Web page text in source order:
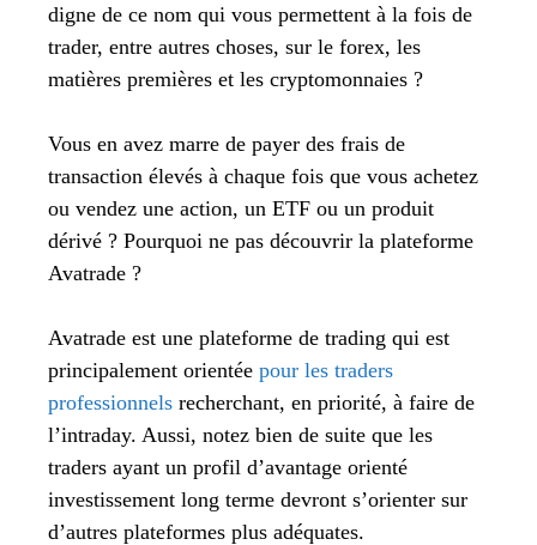
digne de ce nom qui vous permettent à la fois de
trader, entre autres choses, sur le forex, les
matières premières et les cryptomonnaies ?
Vous en avez marre de payer des frais de
transaction élevés à chaque fois que vous achetez
ou vendez une action, un ETF ou un produit
dérivé ? Pourquoi ne pas découvrir la plateforme
Avatrade ?
Avatrade est une plateforme de trading qui est
principalement orientée pour les traders
professionnels recherchant, en priorité, à faire de
l’intraday. Aussi, notez bien de suite que les
traders ayant un profil d’avantage orienté
investissement long terme devront s’orienter sur
d’autres plateformes plus adéquates.